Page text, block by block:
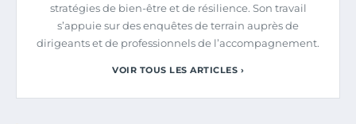
stratégies de bien-être et de résilience. Son travail
s’appuie sur des enquêtes de terrain auprès de
dirigeants et de professionnels de l’accompagnement.
VOIR TOUS LES ARTICLES ›